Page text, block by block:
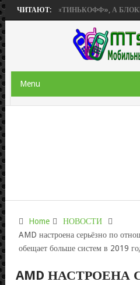
ЧИТАЮТ:«ТИНЬКОФФ», А
Menu
Home
НОВОСТИ
AMD настроена серьёзно по
обещает больше систем в 2019
AMD НАСТРОЕНА